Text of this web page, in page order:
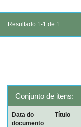
Resultado 1-1 de 1.
Conjunto de itens:
Data do
documento
Título